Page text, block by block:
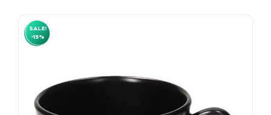
SALE!
-15%